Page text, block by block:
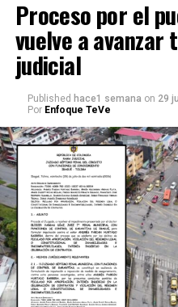
Proceso por el
vuelve a avanzar
judicial
Published hace1 semana on 29
Por Enfoque TeVe